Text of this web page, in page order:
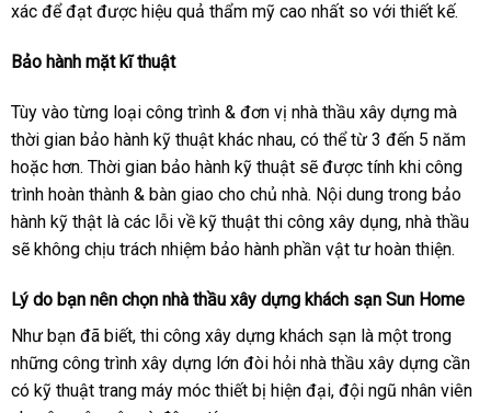
xác để đạt được hiệu quả thẩm mỹ cao nhất so với thiết kế.
Bảo hành mặt kĩ thuật
Tùy vào từng loại công trình & đơn vị nhà thầu xây dựng mà
thời gian bảo hành kỹ thuật khác nhau, có thể từ 3 đến 5 năm
hoặc hơn. Thời gian bảo hành kỹ thuật sẽ được tính khi công
trình hoàn thành & bàn giao cho chủ nhà. Nội dung trong bảo
hành kỹ thật là các lỗi về kỹ thuật thi công xây dụng, nhà thầu
sẽ không chịu trách nhiệm bảo hành phần vật tư hoàn thiện.
Lý do bạn nên chọn nhà thầu xây dựng khách sạn Sun Home
Như bạn đã biết, thi công xây dựng khách sạn là một trong
những công trình xây dựng lớn đòi hỏi nhà thầu xây dựng cần
có kỹ thuật trang máy móc thiết bị hiện đại, đội ngũ nhân viên